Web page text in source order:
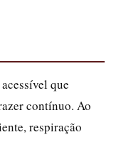
que
contínuo. Ao
respiração